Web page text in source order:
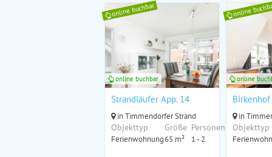
online buchbar
Strandläufer App. 14
in Timmendorfer Strand
Objekttyp
Ferienwohnung
Größe
65 m²
Personen
1 - 2
online buchbar
online
in
Objekttyp
online